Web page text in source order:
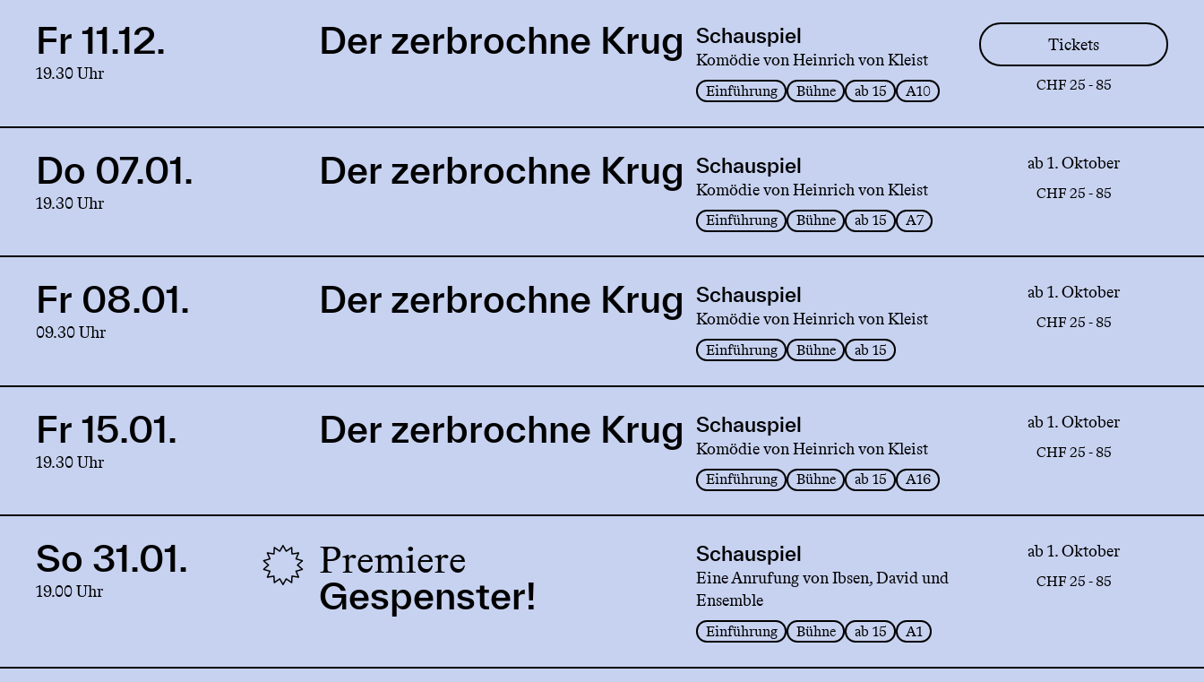
production
zerbrochne
Fr 11.12.
19.30 Uhr
Der zerbrochne Krug Schauspiel
Komödie von Heinrich von Kleist
Einführung Bühne ab 15 A10 CHF 25 - 85
Tickets
production
zerbrochne
Do 07.01.
19.30 Uhr
Der zerbrochne Krug Schauspiel
Komödie von Heinrich von Kleist
Einführung Bühne ab 15 A7
CHF 25 - 85
ab 1. Oktober
production
zerbrochne
Fr 08.01.
09.30 Uhr
Der zerbrochne Krug Schauspiel
Komödie von Heinrich von Kleist
Einführung Bühne ab 15
CHF 25 - 85
ab 1. Oktober
production
zerbrochne
Fr 15.01.
19.30 Uhr
Der zerbrochne Krug Schauspiel
Komödie von Heinrich von Kleist
Einführung Bühne ab 15 A16
CHF 25 - 85
ab 1. Oktober
production
So 31.01.
19.00 Uhr
Premiere
Gespenster!
Schauspiel
Eine Anrufung von Ibsen, David und
Ensemble
Einführung Bühne ab 15 A1
CHF 25 - 85
ab 1. Oktober